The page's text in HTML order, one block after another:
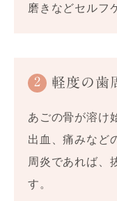
磨きなどセルフ
2 軽度の歯
あごの骨が溶け
出血、痛みなど
周炎であれば、
す。